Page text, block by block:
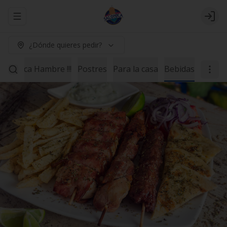
Abrir menu de navegación Login
¿Dónde quieres pedir?
Poca Hambre !!! Postres Para la casa Bebidas